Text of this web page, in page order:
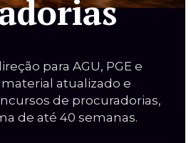
e MPE
e Estadual
(espelho)para AGU, PGE e
atualizado e
de procuradorias,
de até 40 semanas.